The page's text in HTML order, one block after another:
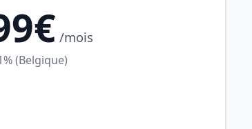
/mois
(Belgique)